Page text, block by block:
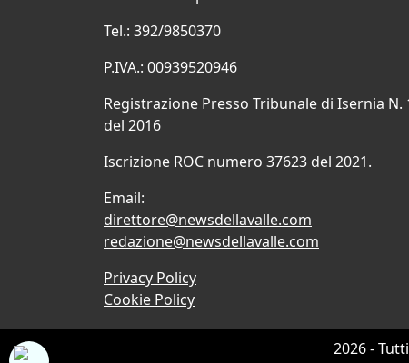
Tel.: 392/9850370
P.IVA.: 00939520946
Registrazione Presso Tribunale di Isernia N.
del 2016
Iscrizione ROC numero 37623 del 2021.
Email:
direttore@newsdellavalle.com
redazione@newsdellavalle.com
Privacy Policy
Cookie Policy
2026 -